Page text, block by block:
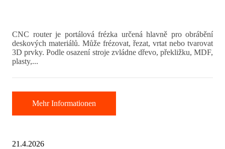
CNC router je portálová frézka určená hlavně pro obrábění
deskových materiálů. Může frézovat, řezat, vrtat nebo tvarovat
3D prvky. Podle osazení stroje zvládne dřevo, překližku, MDF,
plasty,...
Mehr Informationen
21.4.2026